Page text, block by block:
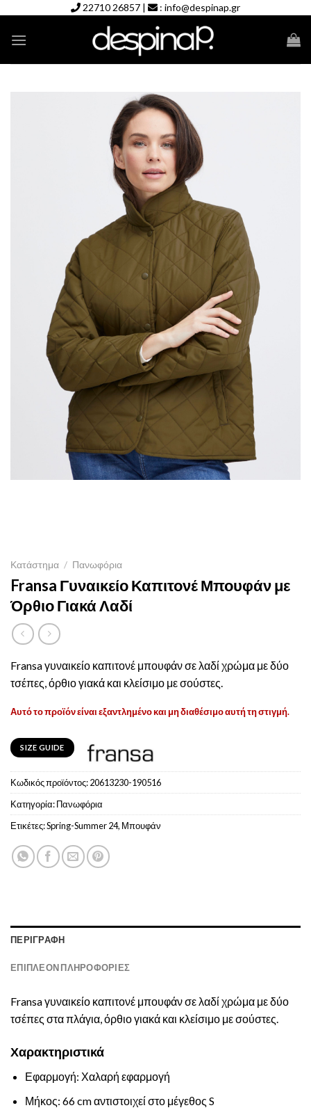
content
22710 26857 | : info@despinap.gr
Κατάστημα / Πανωφόρια
Fransa Γυναικείο Καπιτονέ Μπουφάν με
Όρθιο Γιακά Λαδί
Fransa γυναικείο καπιτονέ μπουφάν σε λαδί χρώμα με δύο
τσέπες, όρθιο γιακά και κλείσιμο με σούστες.
Αυτό το προϊόν είναι εξαντλημένο και μη διαθέσιμο αυτή τη στιγμή.
SIZE GUIDE
Κωδικός προϊόντος:20613230-190516
Κατηγορία:Πανωφόρια
Ετικέτες:Spring-Summer 24, Μπουφάν
ΠΕΡΙΓΡΑΦΉ
ΕΠΙΠΛΈΟΝ ΠΛΗΡΟΦΟΡΊΕΣ
Fransa γυναικείο καπιτονέ μπουφάν σε λαδί χρώμα με δύο
τσέπες στα πλάγια, όρθιο γιακά και κλείσιμο με σούστες.
Χαρακτηριστικά
Εφαρμογή: Χαλαρή εφαρμογή
Μήκος: 66 cm αντιστοιχεί στο μέγεθος S